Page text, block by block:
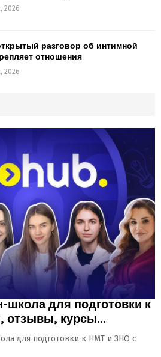
2026
разговор об интимной
отношения
2026
школа для подготовки к
курсы...
для подготовки к НМТ и ЗНО с